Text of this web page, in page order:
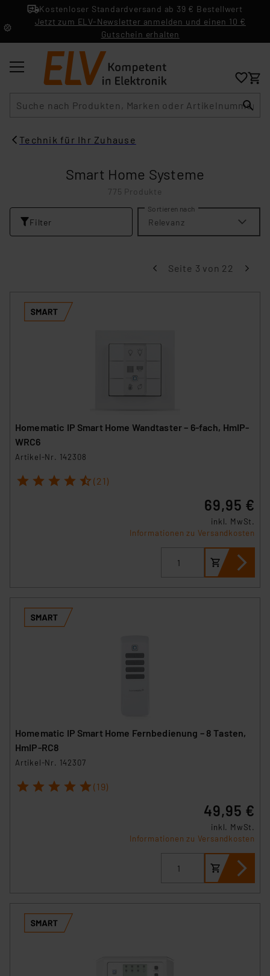
Kostenloser Standardversand ab 39 € Bestellwert
Jetzt zum ELV-Newsletter anmelden und einen 10 €
Gutschein erhalten
Technik für Ihr Zuhause
Smart Home Systeme
775 Produkte
Filter
Sortieren nach
Relevanz
Seite 3 von 22
Homematic IP Smart Home Wandtaster – 6-fach, HmIP-
WRC6
Artikel-Nr. 142308
1 2 3 4 5 (21)
69,95 €
inkl. MwSt.
Informationen zu Versandkosten
Homematic IP Smart Home Fernbedienung – 8 Tasten,
HmIP-RC8
Artikel-Nr. 142307
1 2 3 4 5 (19)
49,95 €
inkl. MwSt.
Informationen zu Versandkosten